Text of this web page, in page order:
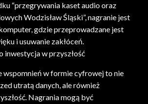
“przegrywania kaset audio oraz
Wodzisław Śląski”, nagranie jest
gdzie przeprowadzane jest
i usuwanie zakłóceń.
inwestycja w przyszłość
wspomnień w formie cyfrowej to nie
utratą danych, ale również
Nagrania mogą być